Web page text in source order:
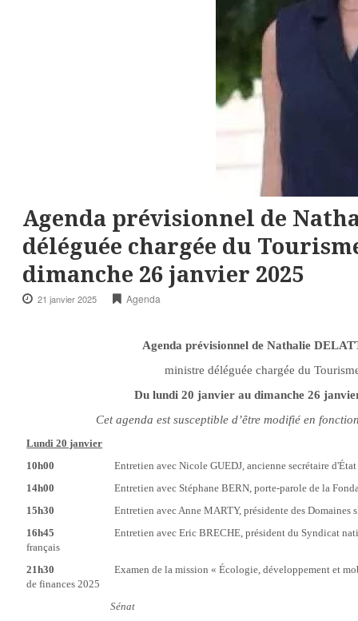
Agenda prévisionnel de
déléguée chargée du
dimanche 26 janvier 2025
21 janvier 2025 Agenda
Agenda prévisionnel de Nathalie
ministre déléguée chargée du
Du lundi 20 janvier au dimanche 26
Cet agenda est susceptible d’être modifié en
Lundi 20 janvier
10h00
Entretien avec Nicole GUEDJ, ancienne secrétaire d'État
14h00
Entretien avec Stéphane BERN, porte-parole de la
15h30
Entretien avec Anne MARTY, présidente des Domaines
16h45
Entretien avec Eric BRECHE, président du Syndicat
français
21h30
Examen de la mission « Écologie, développement et
de finances 2025
Sénat